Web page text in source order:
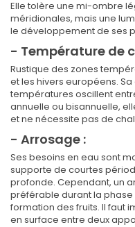
Elle tolère une mi-ombre
méridionales, mais une
le développement de ses
- Température de
Rustique des zones
et les hivers européens.
températures oscillent
annuelle ou bisannuelle,
et ne nécessite pas de
- Arrosage :
Ses besoins en eau sont
supporte de courtes
profonde. Cependant, un
préférable durant la
formation des fruits. Il faut
en surface entre deux